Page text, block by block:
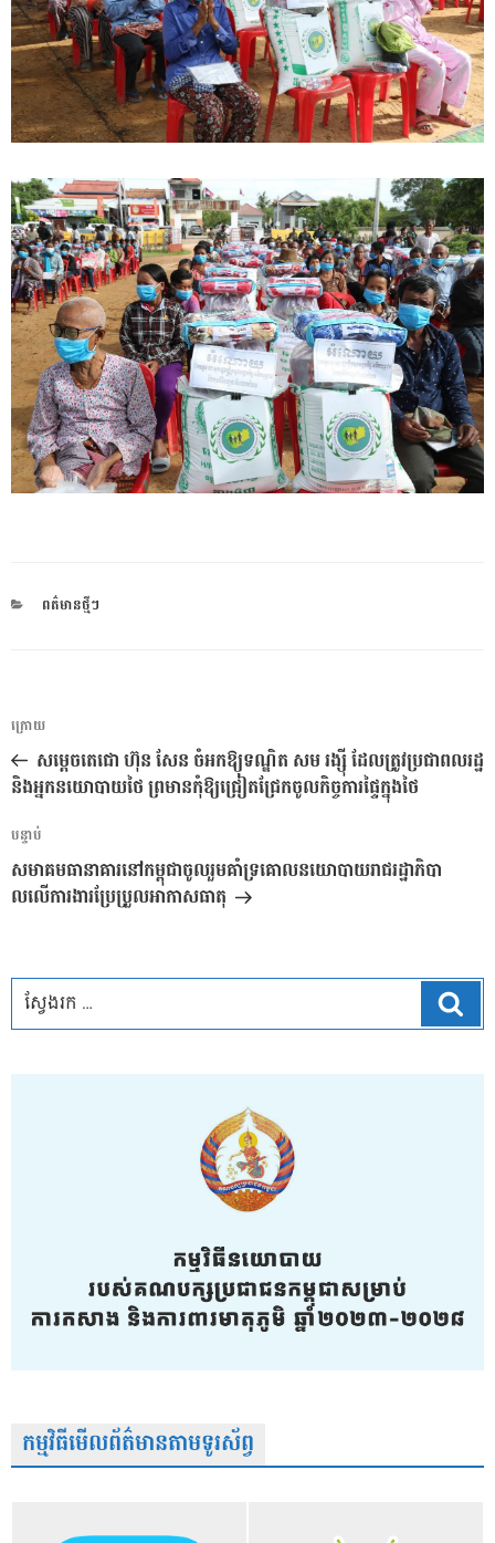
CATEGORIES
ពត៌មានថ្មីៗ
ការ​
នាំទិស​
ប្រកាស
អត្ថបទ
មុន
ក្រោយ
សម្តេចតេជោ ហ៊ុន សែន ចំអកឱ្យទណ្ឌិត សម រង្ស៉ី ដែលត្រូវប្រជាពលរដ្ឋ
និងអ្នកនយោបាយថៃ ព្រមានកុំឱ្យជ្រៀតជ្រែកចូលកិច្ចការផ្ទៃក្នុងថៃ
អត្ថបទ
បន្ទាប់
បន្ទាប់
សមាគមធានាគារនៅកម្ពុជាចូលរួមគាំទ្រគោលនយោបាយរាជរដ្ឋាភិបា
លលើការងារប្រែប្រួលអាកាសធាតុ
កម្មវិធីមើលព័ត៌មានតាមទូរស័ព្វ